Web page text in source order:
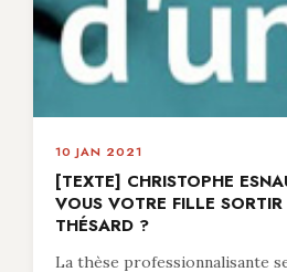
10 JAN 2021
[TEXTE] CHRISTOPHE
VOUS VOTRE FILLE
THÉSARD ?
La thèse professionnalisante